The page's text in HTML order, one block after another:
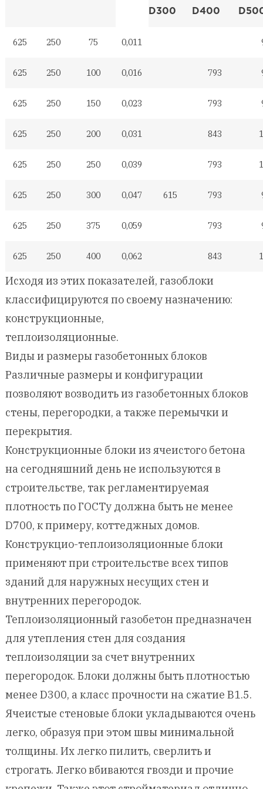
D300
D400
625 250 75 0,011
625 250 100 0,016 793
625 250 150 0,023 793
625 250 200 0,031 843
625 250 250 0,039 793
625 250 300 0,047 615 793
625 250 375 0,059 793
625 250 400 0,062 843
Исходя из этих показателей, газоблоки
классифицируются по своему назначению:
конструкционные,
теплоизоляционные.
Виды и размеры газобетонных блоков
Различные размеры и конфигурации
позволяют возводить из газобетонных блоков
стены, перегородки, а также перемычки и
перекрытия.
Конструкционные блоки из ячеистого бетона
на сегодняшний день не используются в
строительстве, так регламентируемая
плотность по ГОСТу должна быть не менее
D700, к примеру, коттеджных домов.
Конструкцио-теплоизоляционные блоки
применяют при строительстве всех типов
зданий для наружных несущих стен и
внутренних перегородок.
Теплоизоляционный газобетон предназначен
для утепления стен для создания
теплоизоляции за счет внутренних
перегородок. Блоки должны быть плотностью
менее D300, а класс прочности на сжатие B1.5.
Ячеистые стеновые блоки укладываются очень
легко, образуя при этом швы минимальной
толщины. Их легко пилить, сверлить и
строгать. Легко вбиваются гвозди и прочие